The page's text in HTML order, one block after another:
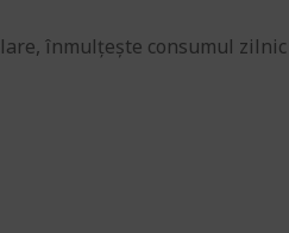
înmulțește consumul